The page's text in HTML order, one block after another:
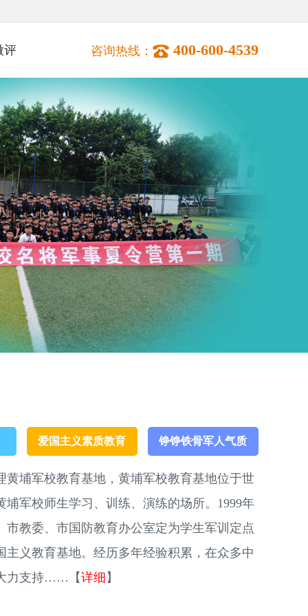
评 咨询热线： 400-600-4539
爱国主义素质教育 铮铮铁骨军人气质
埔军校教育基地，黄埔军校教育基地位于世
军校师生学习、训练、演练的场所。1999年
教委、市国防教育办公室定为学生军训定点
义教育基地。经历多年经验积累，在众多中
力支持……【详细 】